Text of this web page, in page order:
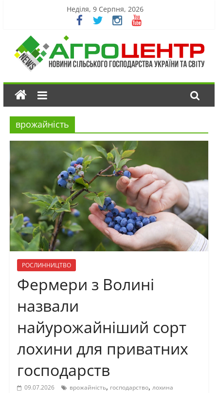
Неділя, 9 Серпня, 2026
врожайність
РОСЛИННИЦТВО
Фермери з Волині
назвали
найурожайніший сорт
лохини для приватних
господарств
09.07.2026 врожайність, господарство, лохина